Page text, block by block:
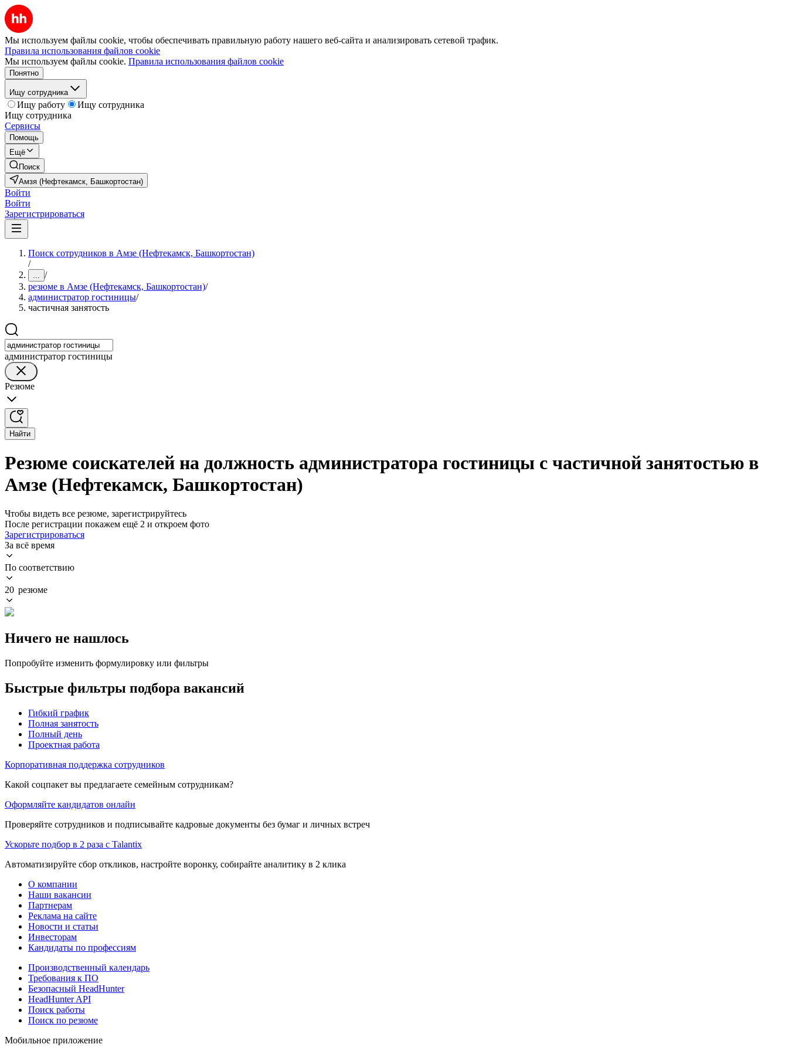
Мы используем файлы cookie, чтобы обеспечивать правильную работу нашего веб-сайта и анализировать сетевой трафик.
Правила использования файлов cookie
Мы используем файлы cookie. Правила использования файлов cookie
Понятно
Ищу сотрудника
Ищу работу
Ищу сотрудника
Ищу сотрудника
Сервисы
Помощь
Ещё
Поиск
Амзя (Нефтекамск, Башкортостан)
Войти
Войти
Зарегистрироваться
Поиск сотрудников в Амзе (Нефтекамск, Башкортостан)
/
... /
резюме в Амзе (Нефтекамск, Башкортостан)/
администратор гостиницы/
частичная занятость
администратор гостиницы
Резюме
Найти
Резюме соискателей на должность администратора гостиницы с частичной занятостью в
Амзе (Нефтекамск, Башкортостан)
Чтобы видеть все резюме, зарегистрируйтесь
После регистрации покажем ещё 2 и откроем фото
Зарегистрироваться
За всё время
По соответствию
20 резюме
Ничего не нашлось
Попробуйте изменить формулировку или фильтры
Быстрые фильтры подбора вакансий
Гибкий график
Полная занятость
Полный день
Проектная работа
Корпоративная поддержка сотрудников
Какой соцпакет вы предлагаете семейным сотрудникам?
Оформляйте кандидатов онлайн
Проверяйте сотрудников и подписывайте кадровые документы без бумаг и личных встреч
Ускорьте подбор в 2 раза с Talantix
Автоматизируйте сбор откликов, настройте воронку, собирайте аналитику в 2 клика
О компании
Наши вакансии
Партнерам
Реклама на сайте
Новости и статьи
Инвесторам
Кандидаты по профессиям
Производственный календарь
Требования к ПО
Безопасный HeadHunter
HeadHunter API
Поиск работы
Поиск по резюме
Мобильное приложение